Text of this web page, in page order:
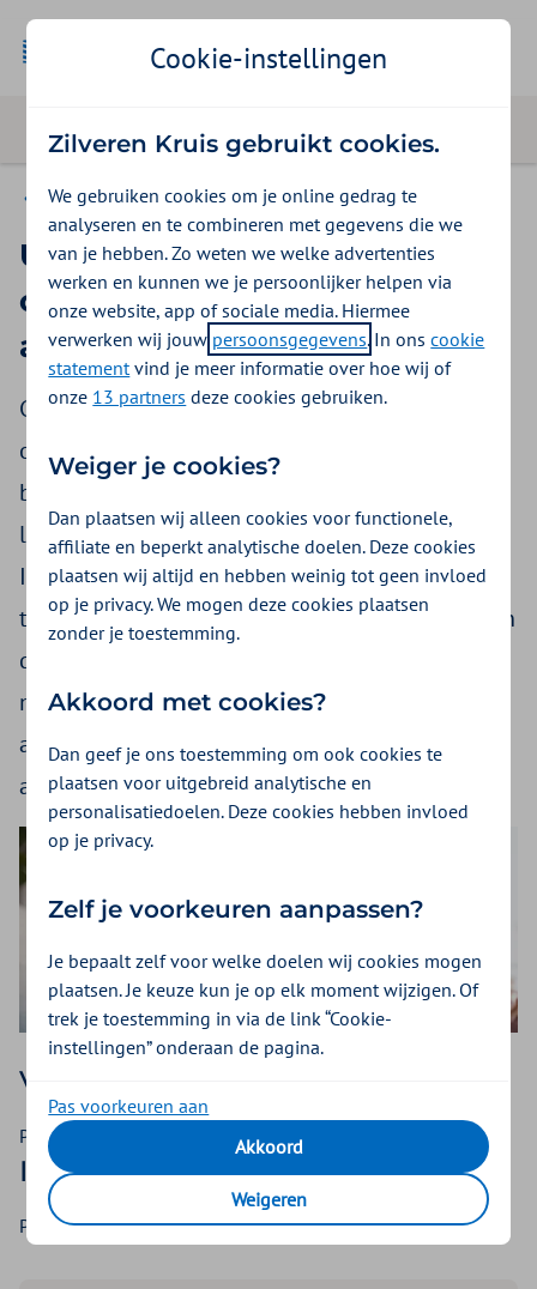
Goede voorbeelden
Urogynaecologische ingreep
onder sedatie en lokale
anesthesie
Gedurende de COVID-19-pandemie is ervaring
opgedaan met prolapschirurgie (aan de
baarmoeder) onder sedatie in combinatie met
lokale anesthesie. Gebleken is dat de Single
Incision Slings en voor- of achterwandplastiek
technisch goed uitvoerbaar zijn onder sedatie en
dat spinale of algehele anesthesie niet altijd
nodig is. Patiënten zijn postoperatief snel goed
aanspreekbaar en verlaten met gemakkelijke
adequate blaaslediging sneller het ziekenhuis.
Voor wie?
Patiënten met indicatie voor prolapschirurgie (baarmoeder).
Impact
Patiënten herstellen sneller en kunnen sneller naar huis.
Cookie-instellingen
Zilveren Kruis gebruikt cookies.
We gebruiken cookies om je online gedrag te
analyseren en te combineren met gegevens die we
van je hebben. Zo weten we welke advertenties
werken en kunnen we je persoonlijker helpen via
onze website, app of sociale media. Hiermee
verwerken wij jouw persoonsgegevens. In onscookie
statementvind je meer informatie over hoe wij of
onze 13 partners deze cookies gebruiken.
Weiger je cookies?
Dan plaatsen wij alleen cookies voor functionele,
affiliate en beperkt analytische doelen. Deze cookies
plaatsen wij altijd en hebben weinig tot geen invloed
op je privacy. We mogen deze cookies plaatsen
zonder je toestemming.
Akkoord met cookies?
Dan geef je ons toestemming om ook cookies te
plaatsen voor uitgebreid analytische en
personalisatiedoelen. Deze cookies hebben invloed
op je privacy.
Zelf je voorkeuren aanpassen?
Je bepaalt zelf voor welke doelen wij cookies mogen
plaatsen. Je keuze kun je op elk moment wijzigen. Of
trek je toestemming in via de link “Cookie-
instellingen” onderaan de pagina.
Pas voorkeuren aan
Akkoord
Weigeren